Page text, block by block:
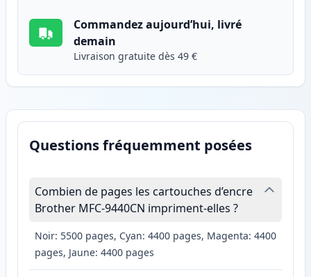
Commandez aujourd’hui, livré
demain
Livraison gratuite dès 49 €
Questions fréquemment posées
Combien de pages les cartouches d’encre
Brother MFC-9440CN impriment-elles ?
Noir: 5500 pages, Cyan: 4400 pages, Magenta: 4400
pages, Jaune: 4400 pages